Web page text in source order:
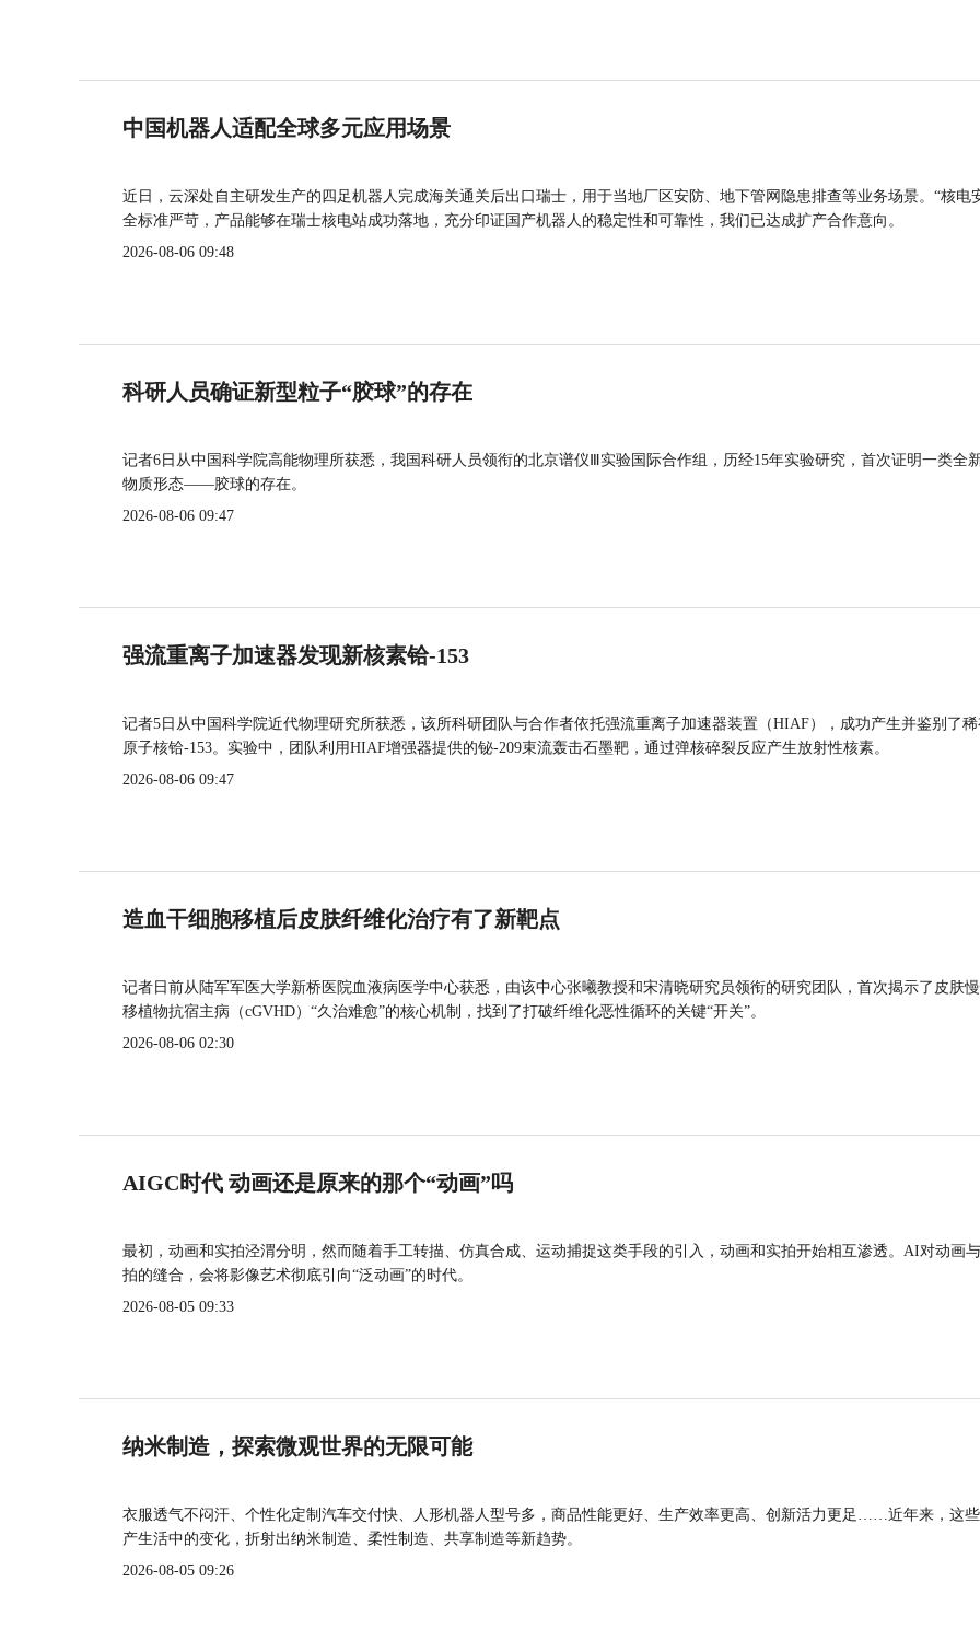
中国机器人适配全球多元应用场景
近日，云深处自主研发生产的四足机器人完成海关通关后出口瑞士，用于当地厂区安防、地下管网隐患排查等业务场景。“核电
全标准严苛，产品能够在瑞士核电站成功落地，充分印证国产机器人的稳定性和可靠性，我们已达成扩产合作意向。
2026-08-06 09:48
科研人员确证新型粒子“胶球”的存在
记者6日从中国科学院高能物理所获悉，我国科研人员领衔的北京谱仪Ⅲ实验国际合作组，历经15年实验研究，首次证明一类全
物质形态——胶球的存在。
2026-08-06 09:47
强流重离子加速器发现新核素铪-153
记者5日从中国科学院近代物理研究所获悉，该所科研团队与合作者依托强流重离子加速器装置（HIAF），成功产生并鉴别了
原子核铪-153。实验中，团队利用HIAF增强器提供的铋-209束流轰击石墨靶，通过弹核碎裂反应产生放射性核素。
2026-08-06 09:47
造血干细胞移植后皮肤纤维化治疗有了新靶点
记者日前从陆军军医大学新桥医院血液病医学中心获悉，由该中心张曦教授和宋清晓研究员领衔的研究团队，首次揭示了皮肤
移植物抗宿主病（cGVHD）“久治难愈”的核心机制，找到了打破纤维化恶性循环的关键“开关”。
2026-08-06 02:30
AIGC时代 动画还是原来的那个“动画”吗
最初，动画和实拍泾渭分明，然而随着手工转描、仿真合成、运动捕捉这类手段的引入，动画和实拍开始相互渗透。AI对动画
拍的缝合，会将影像艺术彻底引向“泛动画”的时代。
2026-08-05 09:33
纳米制造，探索微观世界的无限可能
衣服透气不闷汗、个性化定制汽车交付快、人形机器人型号多，商品性能更好、生产效率更高、创新活力更足……近年来，这
产生活中的变化，折射出纳米制造、柔性制造、共享制造等新趋势。
2026-08-05 09:26